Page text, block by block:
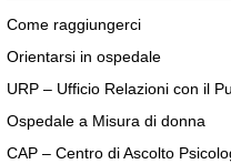
Come raggiungerci
Orientarsi in ospedale
URP – Ufficio Relazioni con il
Ospedale a Misura di donna
CAP – Centro di Ascolto